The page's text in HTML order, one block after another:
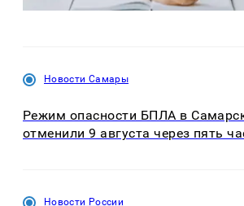
Новости Самары
Режим опасности БПЛА в
отменили 9 августа через пять
Новости России